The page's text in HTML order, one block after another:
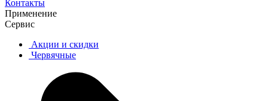
Контакты
Применение
Сервис
Акции и скидки
Червячные